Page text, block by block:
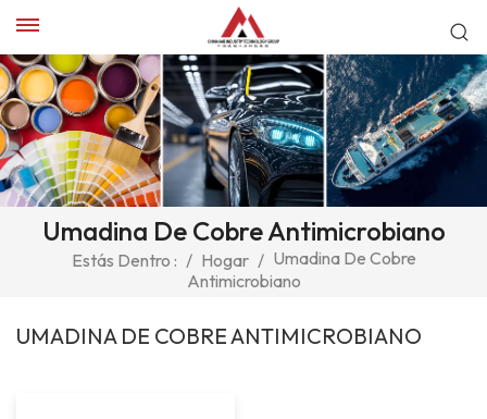
Umadina De Cobre Antimicrobiano
Estás Dentro : / Hogar / Umadina De Cobre
Antimicrobiano
UMADINA DE COBRE ANTIMICROBIANO